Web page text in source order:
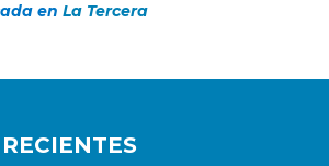
en La Tercera